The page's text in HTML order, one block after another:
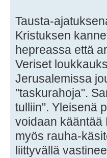
Tausta-
Kristuksen
hepreassa että
Veriset
Jerusalemissa
"taskurahoja".
tulliin". Yleisenä
voidaan kääntää
myös rauha-
liittyvällä